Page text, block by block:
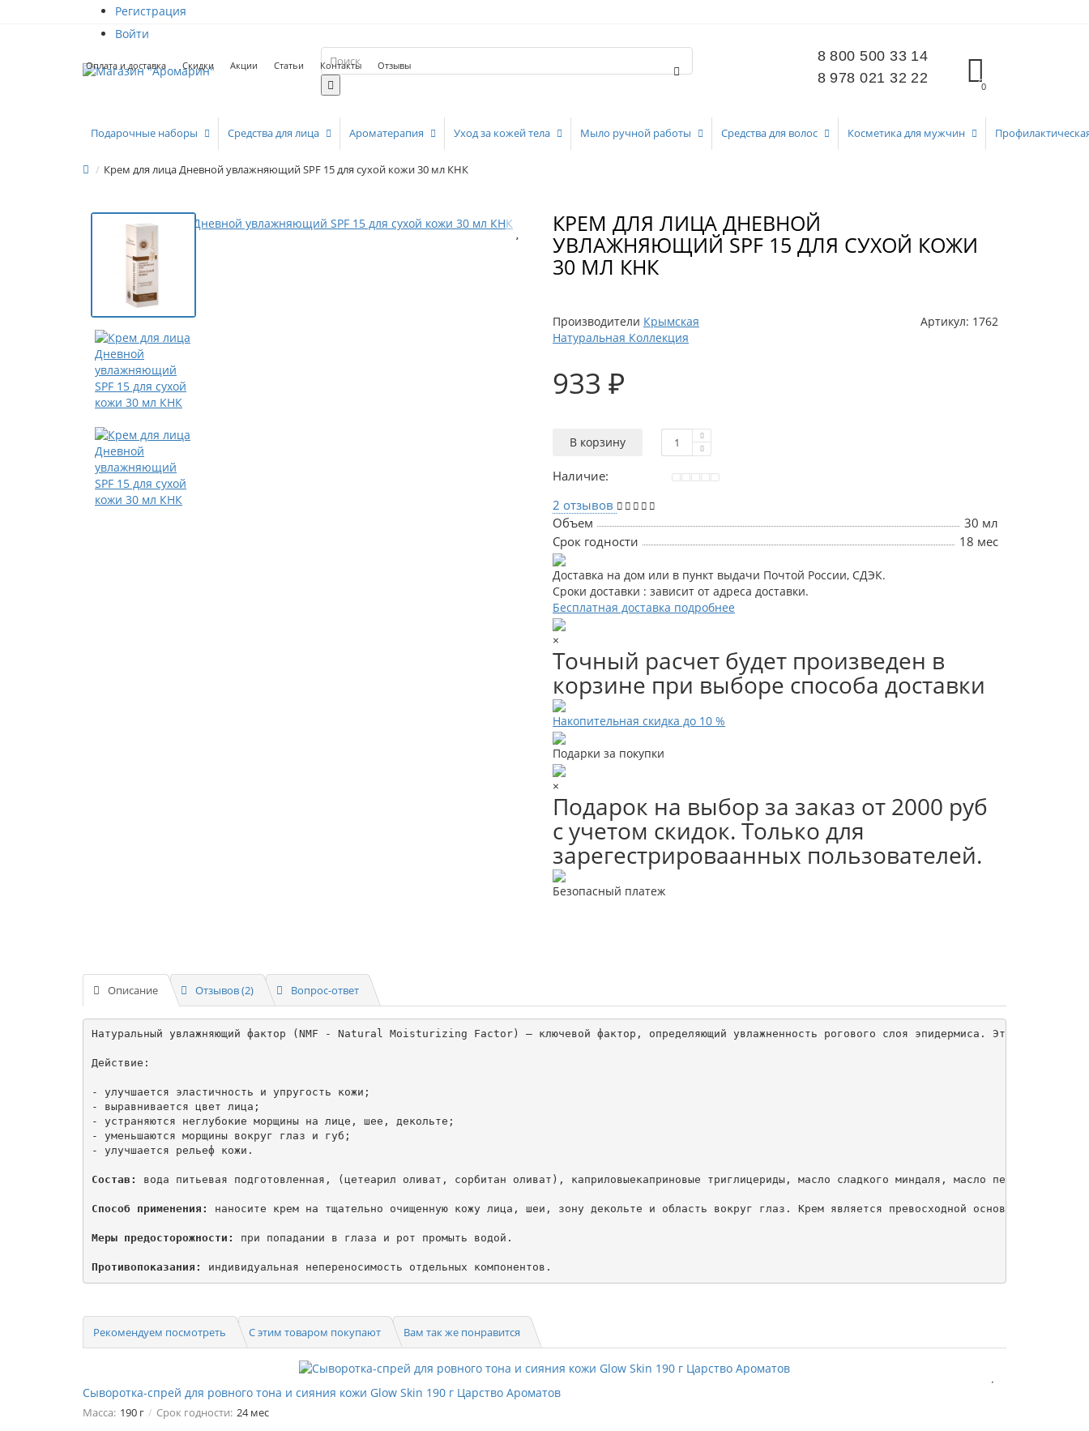
Регистрация
Войти
Оплата и доставка Скидки Акции Статьи Контакты Отзывы
8 800 500 33 14
8 978 021 32 22
0
Подарочные наборы Средства для лица Ароматерапия Уход за кожей тела Мыло ручной работы Средства для волос Косметика для мужчин
Крем для лица Дневной увлажняющий SPF 15 для сухой кожи 30 мл КНК
КРЕМ ДЛЯ ЛИЦА ДНЕВНОЙ
УВЛАЖНЯЮЩИЙ SPF 15 ДЛЯ СУХОЙ КОЖИ
30 МЛ КНК
Производители Крымская
Натуральная Коллекция
Артикул: 1762
933 ₽
В корзину
Наличие:
2 отзывов
Объем
30 мл
Срок годности
18 мес
Доставка на дом или в пункт выдачи Почтой России, СДЭК.
Сроки доставки : зависит от адреса доставки.
Бесплатная доставка подробнее
×
Точный расчет будет произведен в
корзине при выборе способа доставки
Накопительная скидка до 10 %
Подарки за покупки
×
Подарок на выбор за заказ от 2000 руб
с учетом скидок. Только для
зарегестрироваанных пользователей.
Безопасный платеж
Описание Отзывов (2) Вопрос-ответ
Натуральный увлажняющий фактор (NMF - Natural Moisturizing Factor) – ключевой фактор, определяющий увлажненность рогового слоя эпидермиса. Это вещества
Действие:
- улучшается эластичность и упругость кожи;
- выравнивается цвет лица;
- устраняются неглубокие морщины на лице, шее, декольте;
- уменьшаются морщины вокруг глаз и губ;
- улучшается рельеф кожи.
Состав: вода питьевая подготовленная, (цетеарил оливат, сорбитан оливат), каприловыекаприновые триглицериды, масло сладкого миндаля, масло персиковых
Способ применения: наносите крем на тщательно очищенную кожу лица, шеи, зону декольте и область вокруг глаз. Крем является превосходной основой для
Меры предосторожности: при попадании в глаза и рот промыть водой.
Противопоказания: индивидуальная непереносимость отдельных компонентов.
Рекомендуем посмотреть С этим товаром покупают Вам так же понравится
Сыворотка-спрей для ровного тона и сияния кожи Glow Skin 190 г Царство Ароматов
Масса: 190 г Срок годности: 24 мес